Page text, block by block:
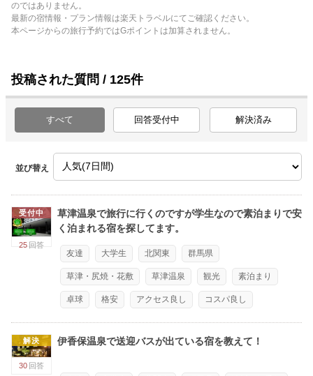
のではありません。
最新の宿情報・プラン情報は楽天トラベルにてご確認ください。
本ページからの旅行予約ではGポイントは加算されません。
投稿された質問 / 125件
すべて 回答受付中 解決済み
並び替え
受付中
25 回答
草津温泉で旅行に行くのですが学生なので素泊まりで安
く泊まれる宿を探してます。
友達 大学生 北関東 群馬県
草津・尻焼・花敷 草津温泉 観光 素泊まり
卓球 格安 アクセス良し コスパ良し
解決
30 回答
伊香保温泉で送迎バスが出ている宿を教えて！